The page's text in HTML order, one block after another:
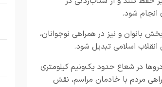
انجام شود.
بانوان و نیز در همراهی نوجوانان،
اسلامی تبدیل شود.
در شعاع حدود یک‌ونیم کیلومتری
مردم با خادمان مراسم، نقش